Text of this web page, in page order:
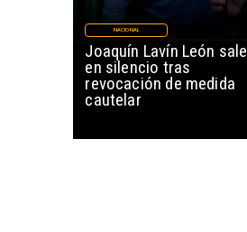
Joaquín Lavín León sale
en silencio tras
revocación de medida
cautelar
NACIONAL